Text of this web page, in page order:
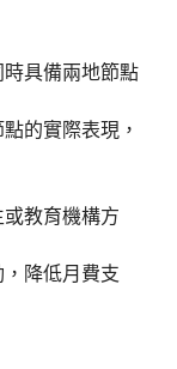
具備兩地節點
的實際表現，
教育機構方
降低月費支